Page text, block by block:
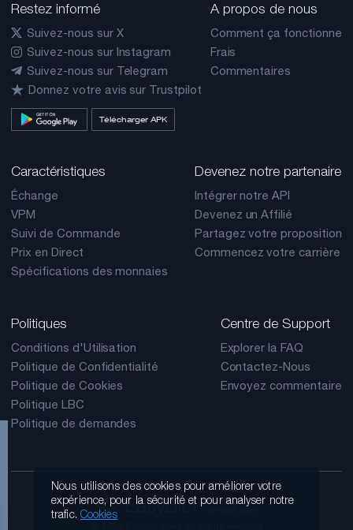
Restez informé
Suivez-nous sur X
Suivez-nous sur Instagram
Suivez-nous sur Telegram
Donnez votre avis sur Trustpilot
Télécharger APK
A propos de nous
Comment ça fonctionne
Frais
Commentaires
Caractéristiques
Échange
VPM
Suivi de Commande
Prix en Direct
Spécifications des monnaies
Devenez notre partenaire
Intégrer notre API
Devenez un Affilié
Partagez votre proposition
Commencez votre carrière
Politiques
Conditions d'Utilisation
Politique de Confidentialité
Politique de Cookies
Politique LBC
Politique de demandes
Centre de Support
Explorer la FAQ
Contactez-Nous
Envoyez commentaire
Nous utilisons des cookies pour améliorer votre
expérience, pour la sécurité et pour analyser notre
trafic. Cookies